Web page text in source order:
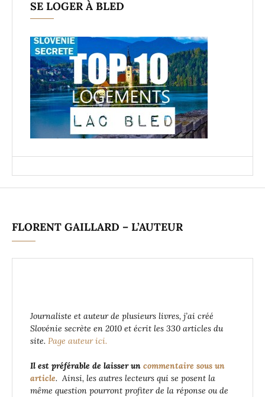
SE LOGER À BLED
FLORENT GAILLARD – L’AUTEUR
Journaliste et auteur de plusieurs livres, j’ai créé
Slovénie secrète en 2010 et écrit les 330 articles du
site. Page auteur ici.
Il est préférable de laisser un commentaire sous un
article. Ainsi, les autres lecteurs qui se posent la
même question pourront profiter de la réponse ou de